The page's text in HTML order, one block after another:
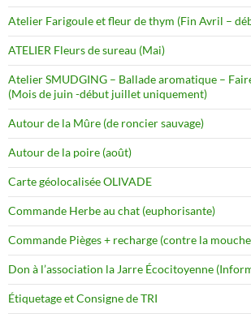
Atelier Farigoule et fleur de thym (Fin Avril –
ATELIER Fleurs de sureau (Mai)
Atelier SMUDGING – Ballade aromatique –
(Mois de juin -début juillet uniquement)
Autour de la Mûre (de roncier sauvage)
Autour de la poire (août)
Carte géolocalisée OLIVADE
Commande Herbe au chat (euphorisante)
Commande Pièges + recharge (contre la
Don à l’association la Jarre Écocitoyenne
Étiquetage et Consigne de TRI